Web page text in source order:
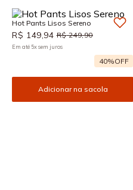
Hot Pants Lisos Sereno
R$ 149 94 R$ 249,90
Em até 5xsem juros
40%OFF
Adicionar na sacola